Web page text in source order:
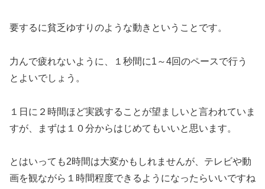
要するに貧乏ゆすりのような動きということです。
力んで疲れないように、１秒間に1～4回のペースで行う
とよいでしょう。
１日に２時間ほど実践することが望ましいと言われていま
すが、まずは１０分からはじめてもいいと思います。
とはいっても2時間は大変かもしれませんが、テレビや動
画を観ながら１時間程度できるようになったらいいですね